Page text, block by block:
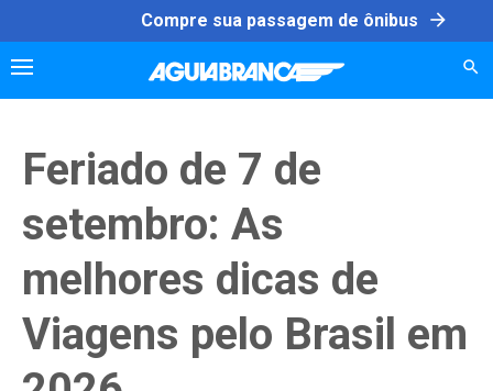
to
content
Compre sua passagem de ônibus arrow_forward
Feriado de 7 de
setembro: As
melhores dicas de
Viagens pelo Brasil em